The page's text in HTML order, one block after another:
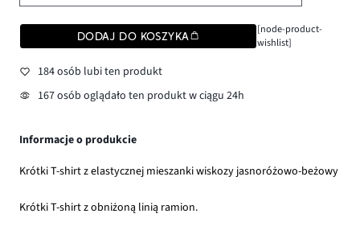
DODAJ DO KOSZYKA
[node-product-
wishlist]
184 osób lubi ten produkt
167 osób oglądało ten produkt w ciągu 24h
Informacje o produkcie
Krótki T-shirt z elastycznej mieszanki wiskozy jasnoróżowo-beżowy
Krótki T-shirt z obniżoną linią ramion.